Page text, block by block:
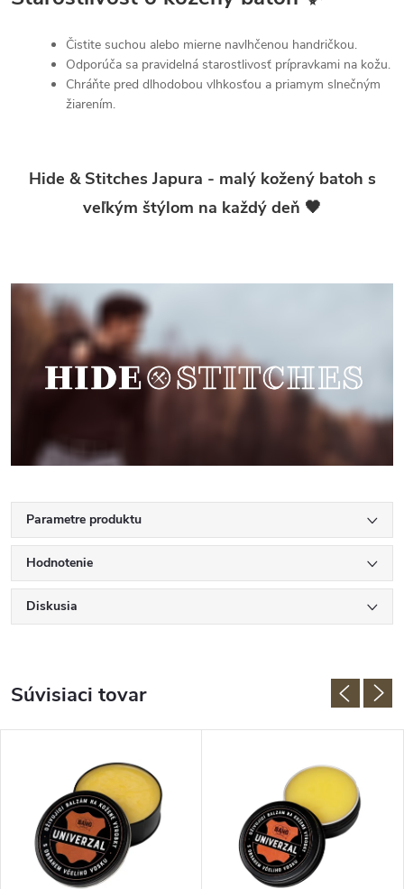
Čistite suchou alebo mierne navlhčenou handričkou.
Odporúča sa pravidelná starostlivosť prípravkami na kožu.
Chráňte pred dlhodobou vlhkosťou a priamym slnečným
žiarením.
Hide & Stitches Japura - malý kožený batoh s
veľkým štýlom na každý deň 🖤
Parametre produktu
Hodnotenie
Diskusia
Súvisiaci tovar